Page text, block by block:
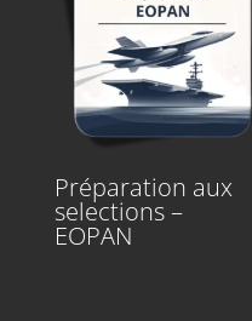
Préparation aux
selections –
EOPAN